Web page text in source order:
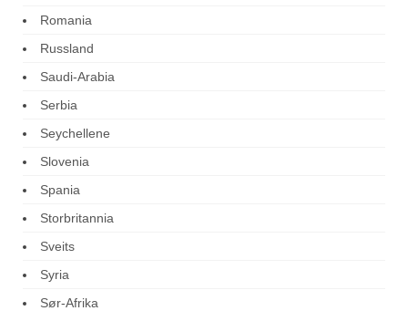
Romania
Russland
Saudi-Arabia
Serbia
Seychellene
Slovenia
Spania
Storbritannia
Sveits
Syria
Sør-Afrika